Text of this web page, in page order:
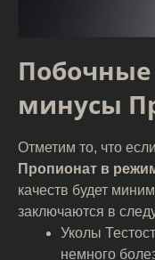
минусы
Отметим то, что если
Пропионат в
качеств будет
заключаются в
Уколы
немного